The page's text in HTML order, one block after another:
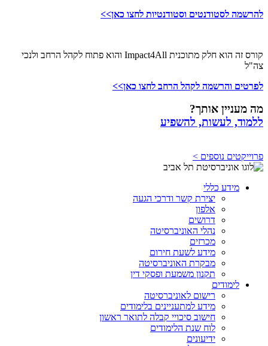
להרשמה לסטודנטים וסטודנטיות לחצו כאן>>
קורס זה הוא חלק מתוכנית Impact4All והוא פתוח לקהל הרחב ולנכי
צה"ל
לפרטים והרשמה לקהל הרחב לחצו כאן>>
מה מעניין אותך?
ללמוד, לעשות, להשפיע
פרוייקטים נוספים >
מידע כללי
יצירת קשר ודרכי הגעה
אלפון
דרושים
נהלי האוניברסיטה
מכרזים
מידע לשעת חירום
מבקרת האוניברסיטה
תקנון משמעת ופסקי דין
לימודים
רישום לאוניברסיטה
מידע למתעניינים בלימודים
חישוב סיכויי קבלה לתואר ראשון
לוח שנת הלימודים
ידיעונים